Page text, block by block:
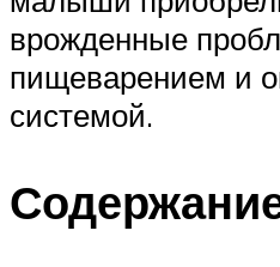
врожденные
пищеварением и
системой.